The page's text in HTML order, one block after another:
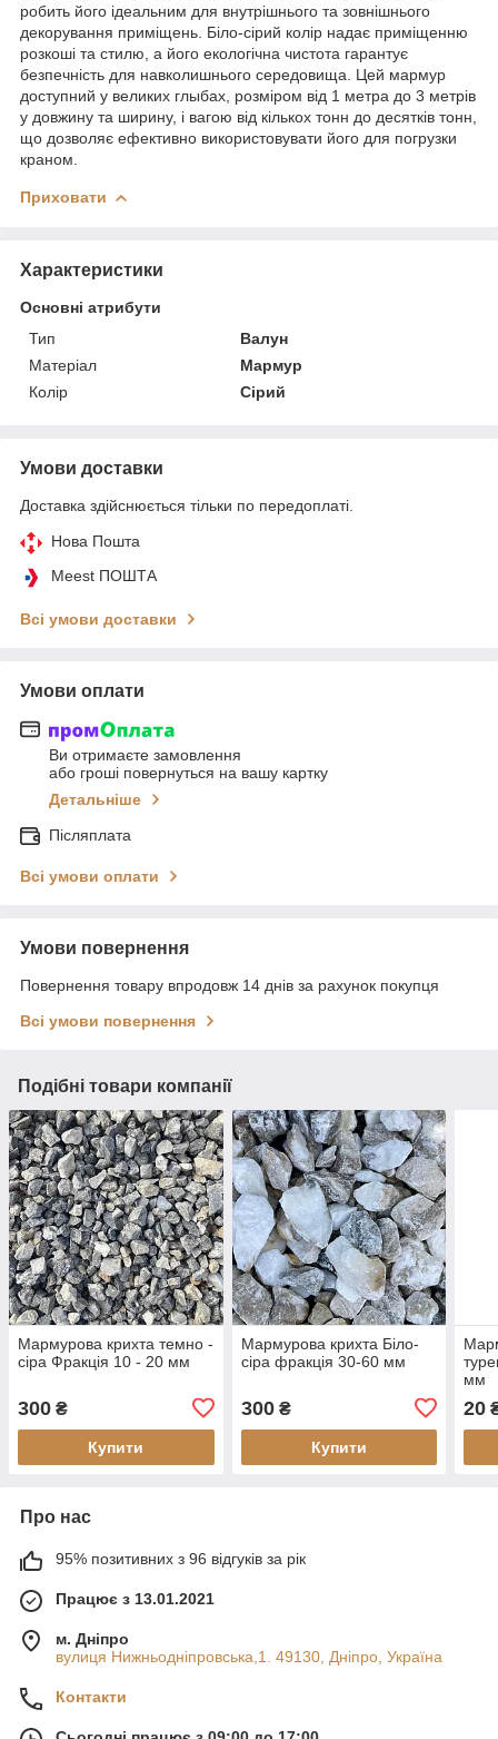
робить його ідеальним для внутрішнього та зовнішнього
декорування приміщень. Біло-сірий колір надає приміщенню
розкоші та стилю, а його екологічна чистота гарантує
безпечність для навколишнього середовища. Цей мармур
доступний у великих глыбах, розміром від 1 метра до 3 метрів
у довжину та ширину, і вагою від кількох тонн до десятків тонн,
що дозволяє ефективно використовувати його для погрузки
краном.
Приховати
Характеристики
Основні атрибути
Тип
Валун
Матеріал
Мармур
Колір
Сірий
Умови доставки
Доставка здійснюється тільки по передоплаті.
Нова Пошта
Meest ПОШТА
Всі умови доставки
Умови оплати
Ви отримаєте замовлення
або гроші повернуться на вашу картку
Детальніше
Післяплата
Всі умови оплати
Умови повернення
Повернення товару впродовж 14 днів за рахунок покупця
Всі умови повернення
Подібні товари компанії
Мармурова крихта темно -
сіра Фракція 10 - 20 мм
300 ₴
Купити
Мармурова крихта Біло-
сіра фракція 30-60 мм
300₴
Купити
мм
20
Про нас
95% позитивних з 96 відгуків за рік
Працює з 13.01.2021
м. Дніпро
вулиця Нижньодніпровська,1. 49130, Дніпро, Україна
Контакти